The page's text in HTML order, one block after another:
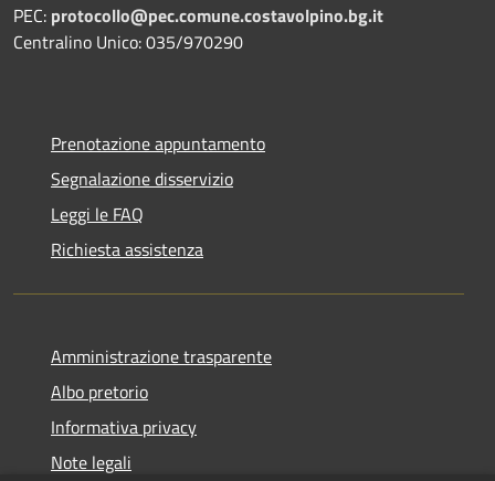
PEC: protocollo@pec.comune.costavolpino.bg.it
Centralino Unico: 035/970290
Prenotazione appuntamento
Segnalazione disservizio
Leggi le FAQ
Richiesta assistenza
Amministrazione trasparente
Albo pretorio
Informativa privacy
Note legali